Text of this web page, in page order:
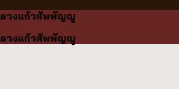
ดวงแก้วสัพพัญญู
ดวงแก้วสัพพัญญู